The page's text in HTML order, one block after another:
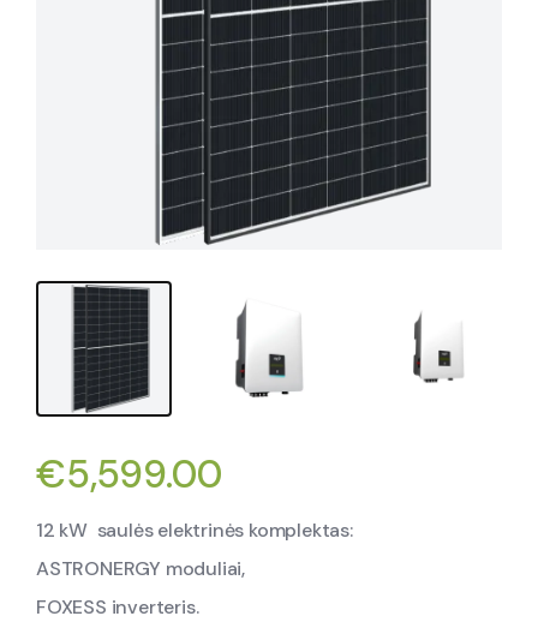
€5,599.00
12 kW saulės elektrinės komplektas:
ASTRONERGY moduliai,
FOXESS inverteris.